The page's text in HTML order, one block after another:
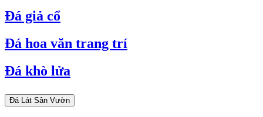
Đá giả cổ
Đá hoa văn trang trí
Đá khò lửa
Đá Lát Sân Vườn